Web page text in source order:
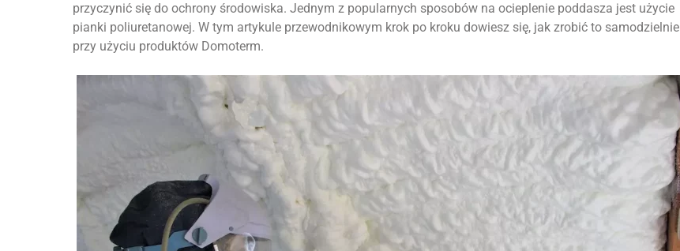
przyczynić się do ochrony środowiska. Jednym z popularnych sposobów na ocieplenie poddasza jest użycie
pianki poliuretanowej. W tym artykule przewodnikowym krok po kroku dowiesz się, jak zrobić to samodzielnie
przy użyciu produktów Domoterm.